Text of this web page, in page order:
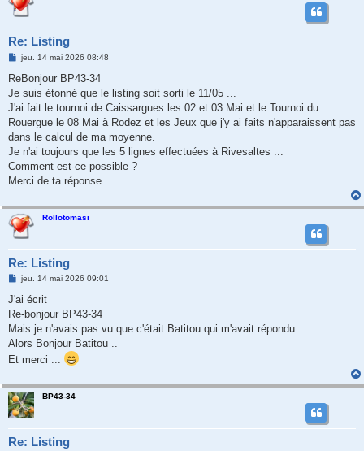
Re: Listing
M
s
a
g
jeu. 14 mai 2026 08:48
ReBonjour BP43-34
Je suis étonné que le listing soit sorti le 11/05 ...
J'ai fait le tournoi de Caissargues les 02 et 03 Mai et le Tournoi du
Rouergue le 08 Mai à Rodez et les Jeux que j'y ai faits n'apparaissent pas
dans le calcul de ma moyenne.
Je n'ai toujours que les 5 lignes effectuées à Rivesaltes ...
Comment est-ce possible ?
Merci de ta réponse ...
Rollotomasi
Re: Listing
M
s
a
g
jeu. 14 mai 2026 09:01
J'ai écrit
Re-bonjour BP43-34
Mais je n'avais pas vu que c'était Batitou qui m'avait répondu ...
Alors Bonjour Batitou ..
Et merci ...
BP43-34
Re: Listing